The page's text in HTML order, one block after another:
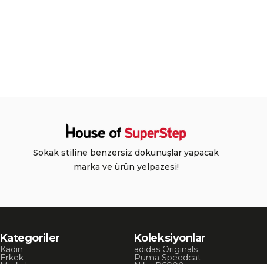
Sokak stiline benzersiz dokunuşlar yapacak
marka ve ürün yelpazesi!
Kategoriler
Kadın
Erkek
Koleksiyonlar
adidas Originals
Puma Speedcat